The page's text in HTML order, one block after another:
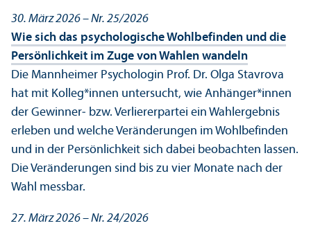
30. März 2026 – Nr. 25/2026
Wie sich das psychologische Wohlbefinden und die
Persönlichkeit im Zuge von Wahlen wandeln
Die Mannheimer Psychologin Prof. Dr. Olga Stavrova
hat mit Kolleg*innen unter­sucht, wie Anhänger*innen
der Gewinner‑ bzw. Verliererpartei ein Wahlergebnis
erleben und welche Veränderungen im Wohlbefinden
und in der Persönlichkeit sich dabei beobachten lassen.
Die Veränderungen sind bis zu vier Monate nach der
Wahl messbar.
27. März 2026 – Nr. 24/2026